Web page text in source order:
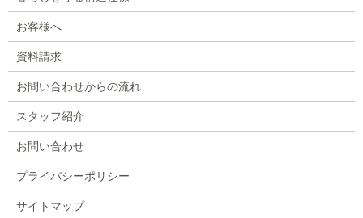
お客様へ
資料請求
お問い合わせからの流れ
スタッフ紹介
お問い合わせ
プライバシーポリシー
サイトマップ